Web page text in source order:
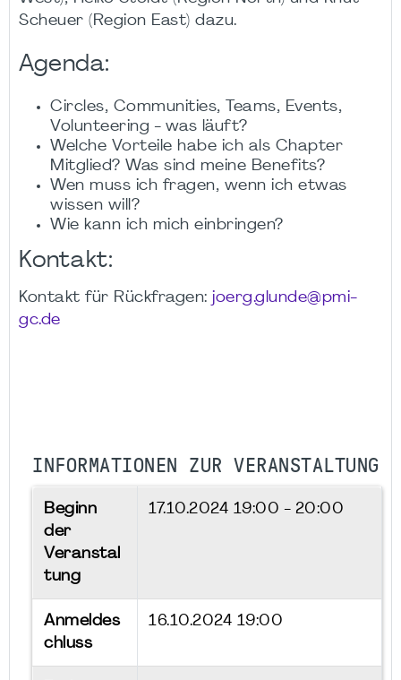
Scheuer (Region East) dazu.
Agenda:
Circles, Communities, Teams, Events,
Volunteering - was läuft?
Welche Vorteile habe ich als Chapter
Mitglied? Was sind meine Benefits?
Wen muss ich fragen, wenn ich etwas
wissen will?
Wie kann ich mich einbringen?
Kontakt:
Kontakt für Rückfragen: joerg.glunde@pmi-
gc.de
INFORMATIONEN ZUR VERANSTALTUNG
Beginn
der
Veranstal
tung
17.10.2024 19:00 - 20:00
Anmeldes
chluss
16.10.2024 19:00